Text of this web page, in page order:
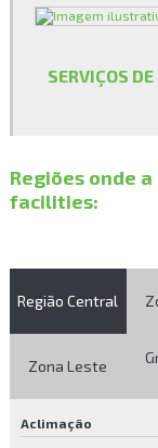
Empresa de poda
Empresa de
Empresa
Empresa que faz
Empresa que faz
Empresa que faz
SERVIÇOS
Regiões onde
facilities:
Região Central
Zona Leste
Aclimação